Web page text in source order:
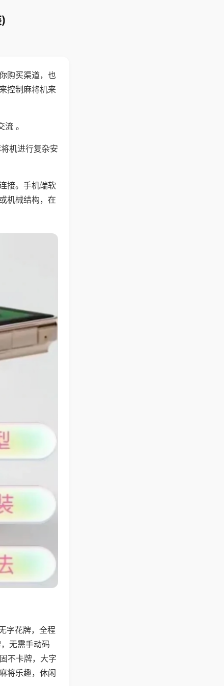
购买渠道，也
控制麻将机来
。
机进行复杂安
接。手机端软
机械结构，在
字花牌，全程
无需手动码
不卡牌，大字
将乐趣，休闲